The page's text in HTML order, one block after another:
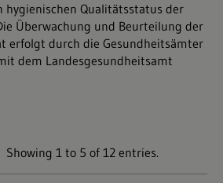
hygienischen Qualitätsstatus der
Überwachung und Beurteilung der
erfolgt durch die Gesundheitsämter
dem Landesgesundheitsamt
Showing 1 to 5 of 12 entries.